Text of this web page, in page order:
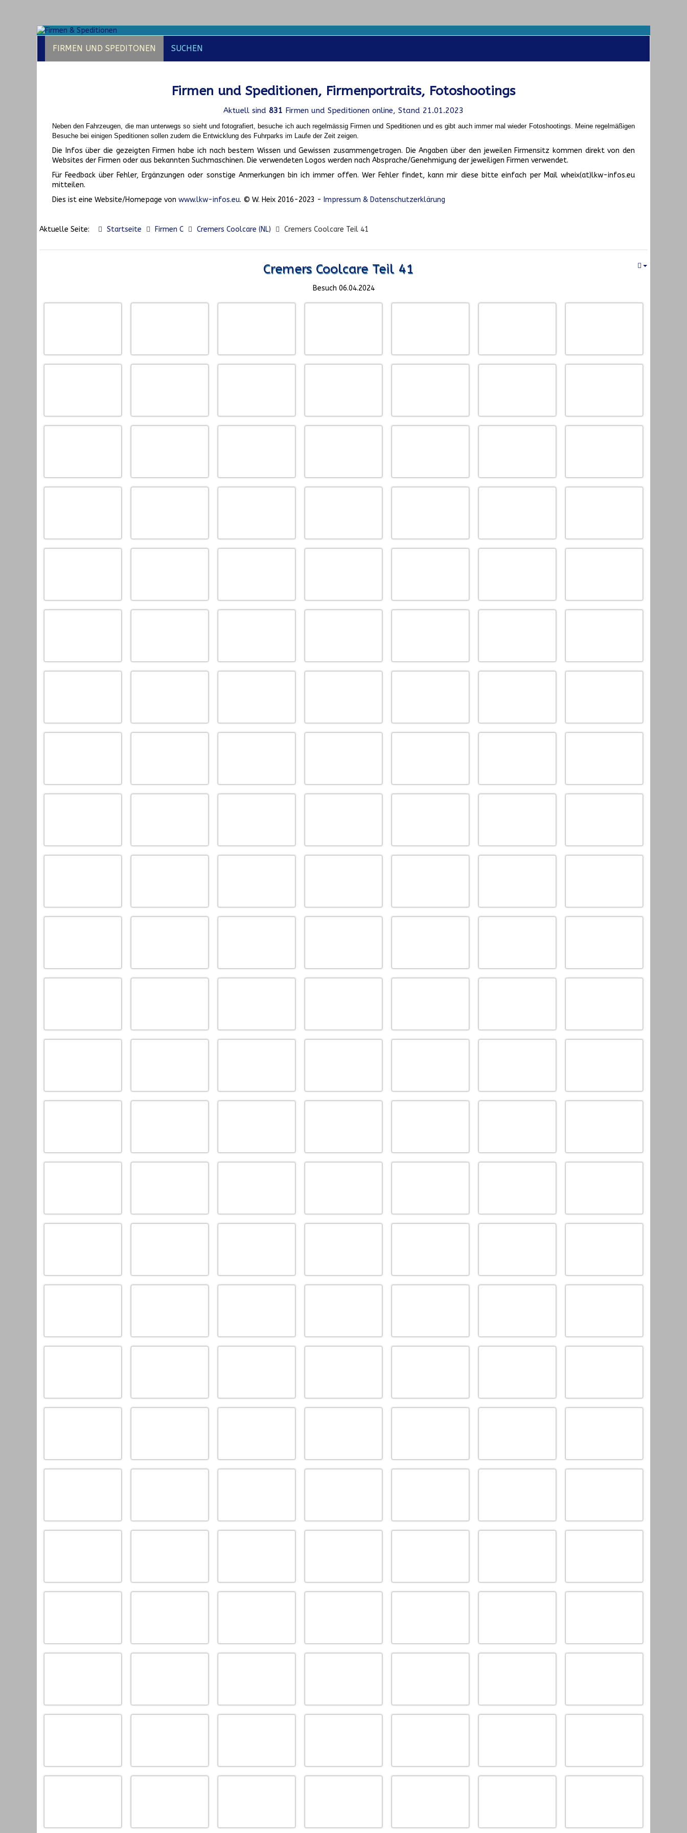
FIRMEN UND SPEDITONEN SUCHEN
Firmen und Speditionen, Firmenportraits, Fotoshootings
Aktuell sind 831 Firmen und Speditionen online, Stand 21.01.2023
Neben den Fahrzeugen, die man unterwegs so sieht und fotografiert, besuche ich auch regelmässig Firmen und Speditionen und es gibt auch immer mal wieder Fotoshootings. Meine regelmäßigen
Besuche bei einigen Speditionen sollen zudem die Entwicklung des Fuhrparks im Laufe der Zeit zeigen.
Die Infos über die gezeigten Firmen habe ich nach bestem Wissen und Gewissen zusammengetragen. Die Angaben über den jeweilen Firmensitz kommen direkt von den
Websites der Firmen oder aus bekannten Suchmaschinen. Die verwendeten Logos werden nach Absprache/Genehmigung der jeweiligen Firmen verwendet.
Für Feedback über Fehler, Ergänzungen oder sonstige Anmerkungen bin ich immer offen. Wer Fehler findet, kann mir diese bitte einfach per Mail wheix(at)lkw-infos.eu
mitteilen.
Dies ist eine Website/Homepage von www.lkw-infos.eu. © W. Heix 2016-2023 - Impressum & Datenschutzerklärung
Aktuelle Seite: Startseite Firmen C Cremers Coolcare (NL) Cremers Coolcare Teil 41
Cremers Coolcare Teil 41
Besuch 06.04.2024